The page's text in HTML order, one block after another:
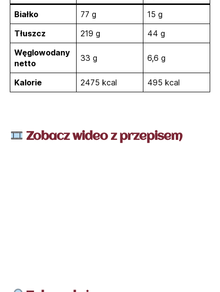
Białko 77 g
15 g
Tłuszcz
219 g
44 g
Węglowodany
netto
33 g 6,6 g
Kalorie 2475 kcal 495 kcal
Zobacz wideo z przepisem